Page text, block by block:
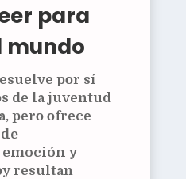
para
mundo
por sí
de la juventud
pero ofrece
y
resultan